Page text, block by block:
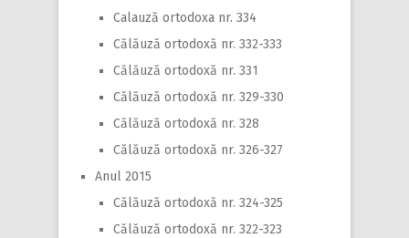
Calauză ortodoxa nr. 334
Călăuză ortodoxă nr. 332-333
Călăuză ortodoxă nr. 331
Călăuză ortodoxă nr. 329-330
Călăuză ortodoxă nr. 328
Călăuză ortodoxă nr. 326-327
Anul 2015
Călăuză ortodoxă nr. 324-325
Călăuză ortodoxă nr. 322-323